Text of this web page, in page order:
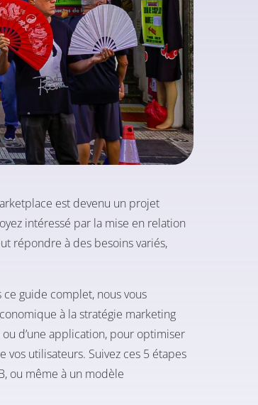
est devenu un projet
intéressé par la mise en relation
répondre à des besoins variés,
guide complet, nous vous
à la stratégie marketing
d’une application, pour optimiser
utilisateurs. Suivez ces 5 étapes
ou même à un modèle